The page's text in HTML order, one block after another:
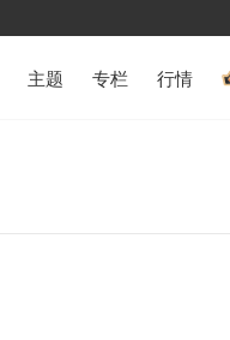
主题 专栏 行情